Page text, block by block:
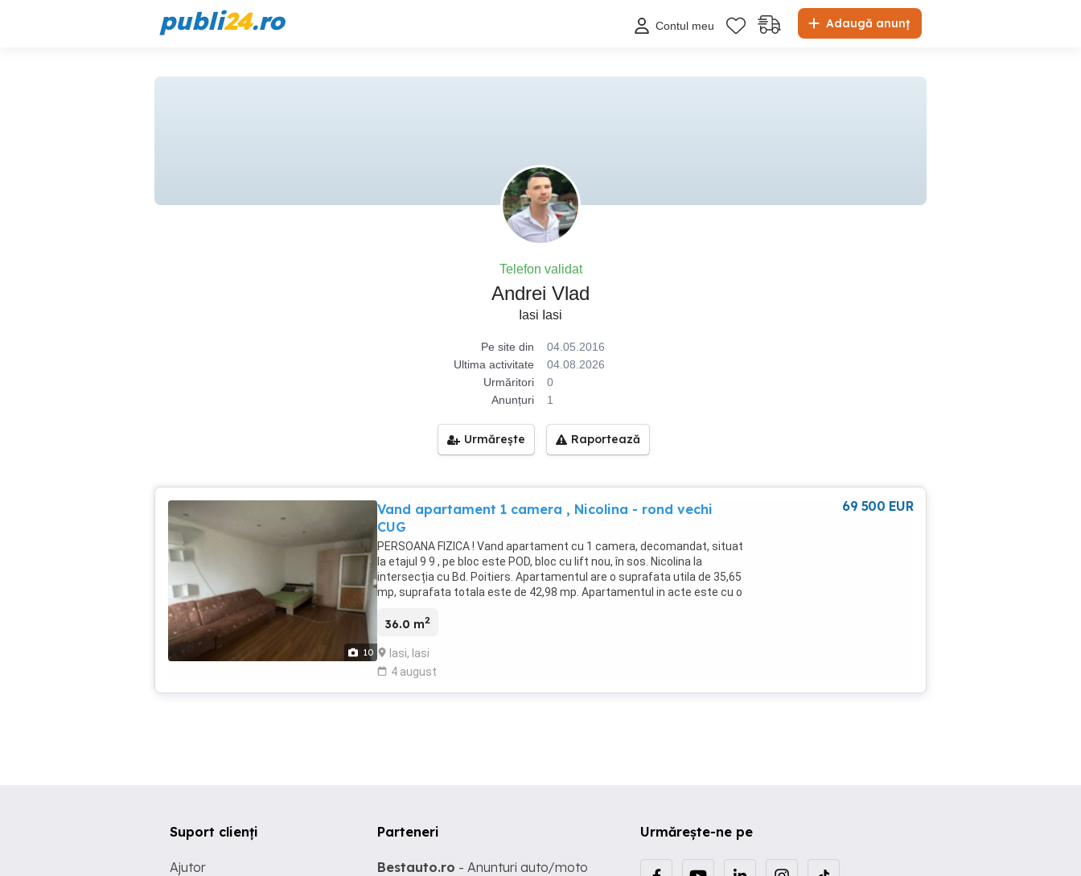
publi24.ro Adaugă anunț
Contul meu
Telefon validat
Andrei Vlad
Iasi Iasi
Pe site din
04.05.2016
Ultima activitate
04.08.2026
Urmăritori
0
Anunțuri
1
Urmărește Raportează
10
Vand apartament 1 camera , Nicolina - rond vechi
CUG
PERSOANA FIZICA ! Vand apartament cu 1 camera, decomandat, situat
la etajul 9 9 , pe bloc este POD, bloc cu lift nou, în sos. Nicolina la
intersecția cu Bd. Poitiers. Apartamentul are o suprafata utila de 35,65
mp, suprafata totala este de 42,98 mp. Apartamentul in acte este cu o
conform actelor actuale. Apartamentul este mobilat complet si
masina de spalat rufe, frigider, TV, aragaz, hota bloc curat, linistit
Facilitati zona: statie de autobuz si tramvai la 50 m Selgros la 100 m 5
36.0 m2
Iasi, Iasi
4 august
69 500 EUR
Urmărește-ne pe
Suport clienți
Ajutor
Parteneri
Bestauto.ro - Anunturi auto/moto